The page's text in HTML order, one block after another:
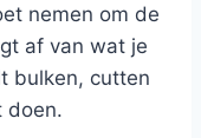
nemen om de
af van wat je
bulken, cutten
doen.